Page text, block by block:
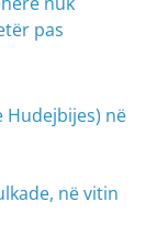
pas
Hudejbijes) në
në vitin